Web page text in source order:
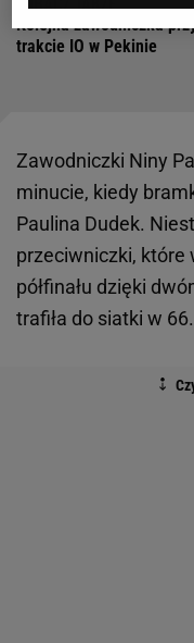
Kolejna zawodniczka
trakcie IO w Pekinie
Zawodniczki Niny
minucie, kiedy
Paulina Dudek.
przeciwniczki, które
półfinału dzięki
trafiła do siatki w